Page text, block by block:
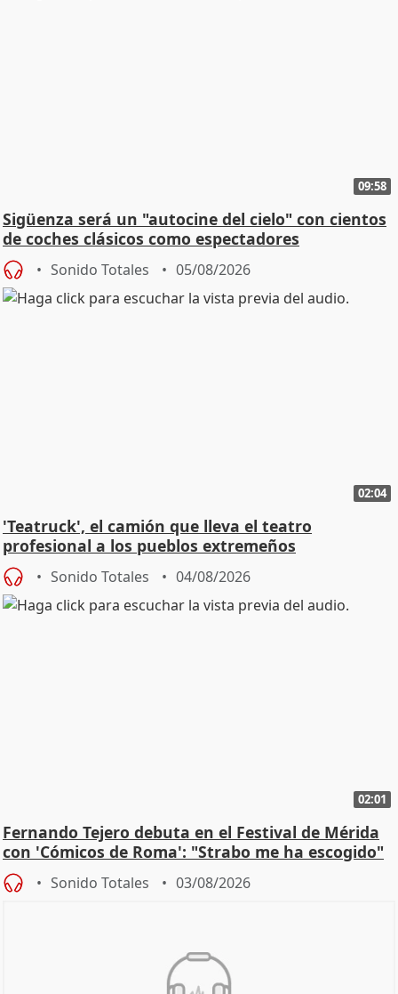
09:58
Sigüenza será un "autocine del cielo" con cientos
de coches clásicos como espectadores
Sonido Totales 05/08/2026
02:04
'Teatruck', el camión que lleva el teatro
profesional a los pueblos extremeños
Sonido Totales 04/08/2026
02:01
Fernando Tejero debuta en el Festival de Mérida
con 'Cómicos de Roma': "Strabo me ha escogido"
Sonido Totales 03/08/2026